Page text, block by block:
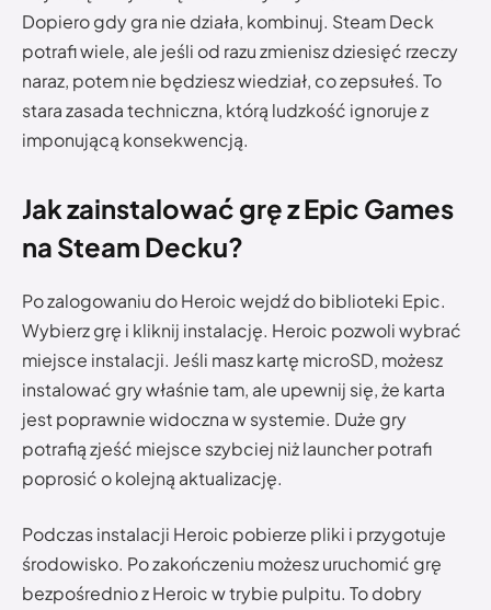
Dopiero gdy gra nie działa, kombinuj. Steam Deck
potrafi wiele, ale jeśli od razu zmienisz dziesięć rzeczy
naraz, potem nie będziesz wiedział, co zepsułeś. To
stara zasada techniczna, którą ludzkość ignoruje z
imponującą konsekwencją.
Jak zainstalować grę z Epic Games
na Steam Decku?
Po zalogowaniu do Heroic wejdź do biblioteki Epic.
Wybierz grę i kliknij instalację. Heroic pozwoli wybrać
miejsce instalacji. Jeśli masz kartę microSD, możesz
instalować gry właśnie tam, ale upewnij się, że karta
jest poprawnie widoczna w systemie. Duże gry
potrafią zjeść miejsce szybciej niż launcher potrafi
poprosić o kolejną aktualizację.
Podczas instalacji Heroic pobierze pliki i przygotuje
środowisko. Po zakończeniu możesz uruchomić grę
bezpośrednio z Heroic w trybie pulpitu. To dobry